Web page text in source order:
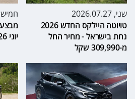
שני, 2026.07.27
טויוטה היילקס החדש 2026
נחת בישראל - מחיר החל
מ-309,990 שקל
חמישי,
יוני 2026